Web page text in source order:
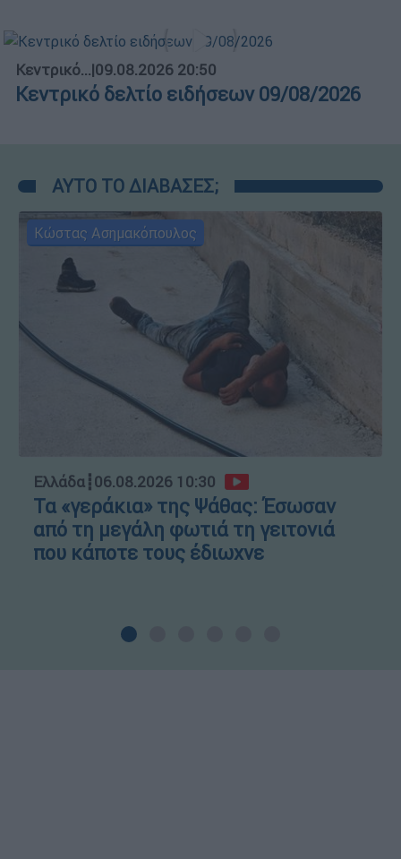
Κεντρικό...|09.08.2026 20:50
Κεντρικό δελτίο ειδήσεων 09/08/2026
ΑΥΤΟ ΤΟ ΔΙΑΒΑΣΕΣ;
Κώστας Ασημακόπουλος
Ελλάδα┋06.08.2026 10:30
Τα «γεράκια» της Ψάθας: Έσωσαν
από τη μεγάλη φωτιά τη γειτονιά
που κάποτε τους έδιωχνε